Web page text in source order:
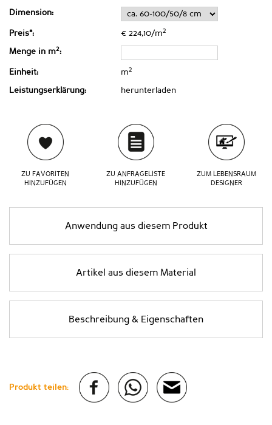
Dimension:
Preis*: € 224,10/m2
Menge in m2:
Einheit: m2
Leistungserklärung: herunterladen
ZU FAVORITEN
HINZUFÜGEN
ZU ANFRAGELISTE
HINZUFÜGEN
ZUM LEBENSRAUM
DESIGNER
Anwendung aus diesem Produkt
Artikel aus diesem Material
Beschreibung & Eigenschaften
Produkt teilen: